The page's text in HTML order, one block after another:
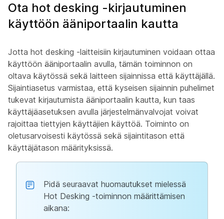
Ota hot desking -kirjautuminen
käyttöön ääniportaalin kautta
Jotta hot desking -laitteisiin kirjautuminen voidaan ottaa
käyttöön ääniportaalin avulla, tämän toiminnon on
oltava käytössä sekä laitteen sijainnissa että käyttäjällä.
Sijaintiasetus varmistaa, että kyseisen sijainnin puhelimet
tukevat kirjautumista ääniportaalin kautta, kun taas
käyttäjäasetuksen avulla järjestelmänvalvojat voivat
rajoittaa tiettyjen käyttäjien käyttöä. Toiminto on
oletusarvoisesti käytössä sekä sijaintitason että
käyttäjätason määrityksissä.
Pidä seuraavat huomautukset mielessä
Hot Desking -toiminnon määrittämisen
aikana: